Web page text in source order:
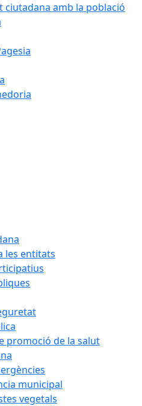
ciutadana amb la població
les entitats
promoció de la salut
municipal
vegetals